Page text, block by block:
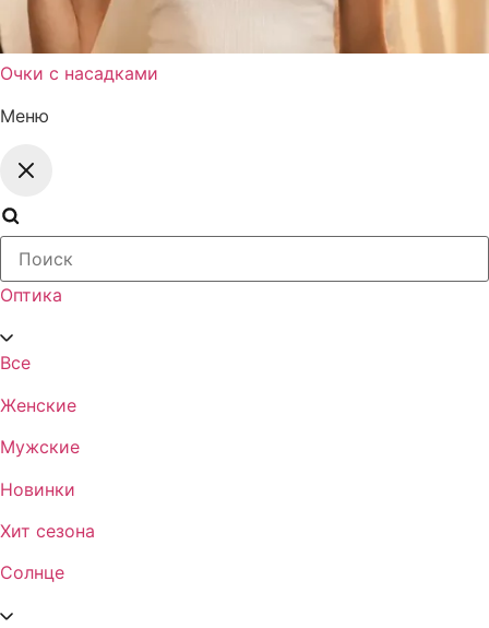
Очки с насадками
Меню
Оптика
Все
Женские
Мужские
Новинки
Хит сезона
Солнце